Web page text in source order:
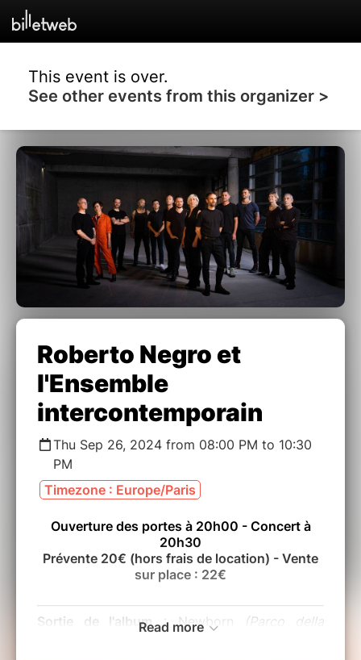
This event is over.
See other events from this organizer >
Roberto Negro et
l'Ensemble
intercontemporain
Thu Sep 26, 2024 from 08:00 PM to 10:30
PM
Timezone : Europe/Paris
Ouverture des portes à 20h00 - Concert à
20h30
Prévente 20€ (hors frais de location) - Vente
sur place : 22€
Sortie de l'album : Newborn
(Parco della
Musica Records - 2024)
Read more